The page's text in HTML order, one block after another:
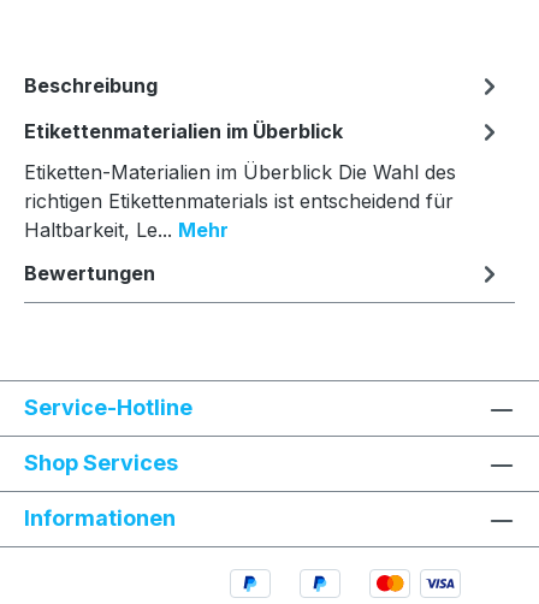
Beschreibung
Etikettenmaterialien im Überblick
Etiketten-Materialien im Überblick Die Wahl des
richtigen Etikettenmaterials ist entscheidend für
Haltbarkeit, Le... Mehr
Bewertungen
Service-Hotline
Shop Services
Informationen